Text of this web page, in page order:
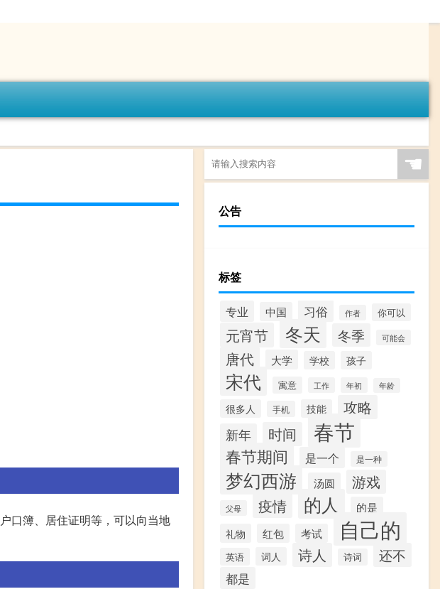
口簿、居住证明等，可以向当地
☚
公告
标签
专业 中国 习俗 作者 你可以
元宵节 冬天 冬季 可能会
唐代 大学 学校 孩子
宋代 寓意 工作 年初 年龄
很多人 手机 技能 攻略
新年 时间 春节
春节期间 是一个 是一种
梦幻西游 汤圆 游戏
父母 疫情 的人 的是
礼物 红包 考试 自己的
英语 词人 诗人 诗词 还不
都是